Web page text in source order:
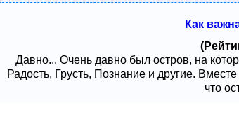
Как
Давно... Очень давно был остров, на
Радость, Грусть, Познание и другие.
что